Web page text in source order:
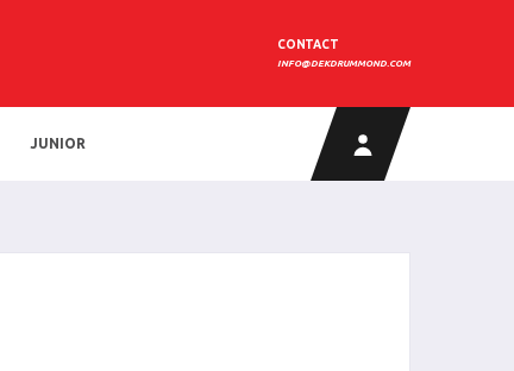
CONTACT
INFO@DEKDRUMMOND.COM
JUNIOR